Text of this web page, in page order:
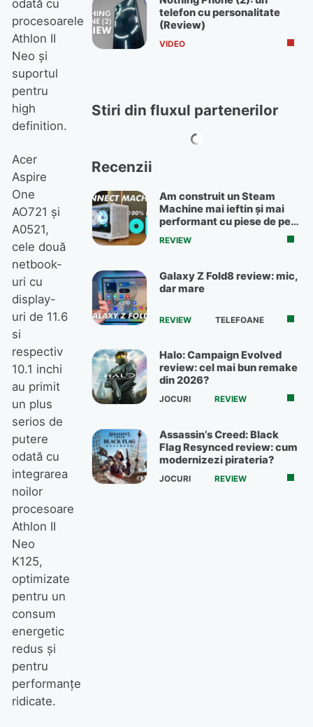
odată cu
procesoarele
Athlon II
Neo şi
suportul
pentru
high
definition.
Acer
Aspire
One
AO721 şi
A0521,
cele două
netbook-
uri cu
display-
uri de 11.6
si
respectiv
10.1 inchi
au primit
un plus
serios de
putere
odată cu
integrarea
noilor
procesoare
Athlon II
Neo
K125,
optimizate
pentru un
consum
energetic
redus şi
pentru
performanţe
ridicate.
telefon cu personalitate
(Review)
VIDEO
Stiri din fluxul partenerilor
Recenzii
Am construit un Steam
Machine mai ieftin și mai
performant cu piese de pe
OLX
REVIEW
Galaxy Z Fold8 review: mic,
dar mare
REVIEW TELEFOANE
Halo: Campaign Evolved
review: cel mai bun remake
din 2026?
JOCURI REVIEW
Assassin’s Creed: Black
Flag Resynced review: cum
modernizezi pirateria?
JOCURI REVIEW